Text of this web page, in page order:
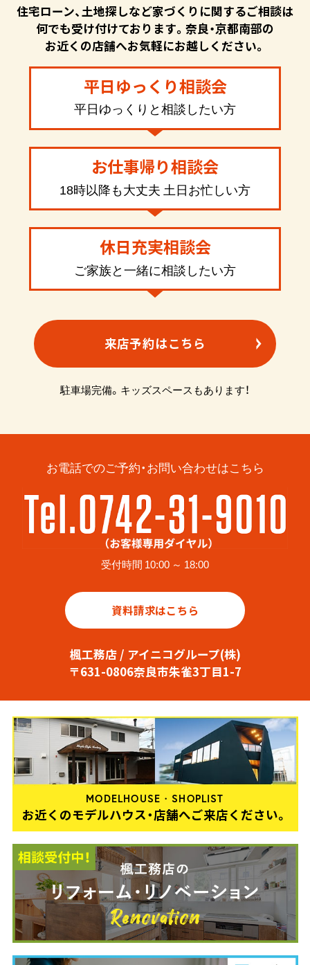
住宅ローン、土地探しなど家づくりに関するご相談は
何でも受け付けております。奈良・京都南部の
お近くの店舗へお気軽にお越しください。
平日ゆっくり相談会
平日ゆっくりと相談したい方
お仕事帰り相談会
18時以降も大丈夫 土日お忙しい方
休日充実相談会
ご家族と一緒に相談したい方
来店予約はこちら
駐車場完備。キッズスペースもあります！
お電話でのご予約・お問い合わせはこちら
受付時間 10:00 ～ 18:00
資料請求はこちら
楓工務店 / アイニコグループ(株)
〒631-0806奈良市朱雀3丁目1-7
MODELHOUSE・SHOPLIST
お近くのモデルハウス・店舗へご来店ください。